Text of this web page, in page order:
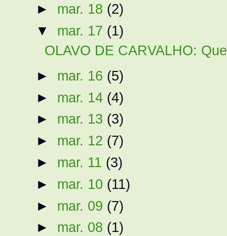
► mar. 18 (2)
▼ mar. 17 (1)
OLAVO DE CARVALHO:
► mar. 16 (5)
► mar. 14 (4)
► mar. 13 (3)
► mar. 12 (7)
► mar. 11 (3)
► mar. 10 (11)
► mar. 09 (7)
► mar. 08 (1)